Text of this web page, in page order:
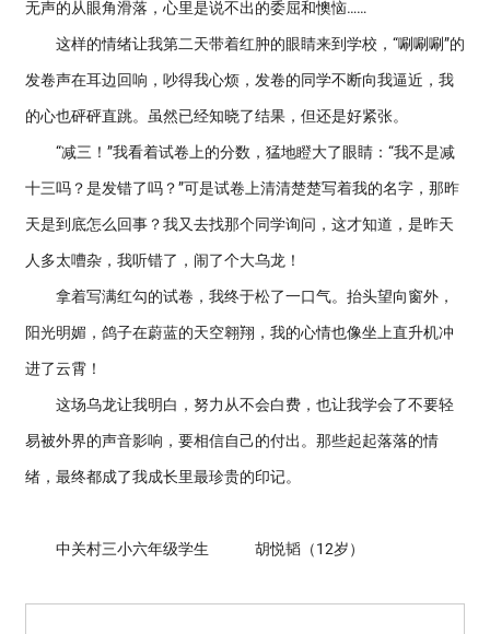
无声的从眼角滑落，心里是说不出的委屈和懊恼……
这样的情绪让我第二天带着红肿的眼睛来到学校，“唰唰唰”的
发卷声在耳边回响，吵得我心烦，发卷的同学不断向我逼近，我
的心也砰砰直跳。虽然已经知晓了结果，但还是好紧张。
“减三！”我看着试卷上的分数，猛地瞪大了眼睛：“我不是减
十三吗？是发错了吗？”可是试卷上清清楚楚写着我的名字，那昨
天是到底怎么回事？我又去找那个同学询问，这才知道，是昨天
人多太嘈杂，我听错了，闹了个大乌龙！
拿着写满红勾的试卷，我终于松了一口气。抬头望向窗外，
阳光明媚，鸽子在蔚蓝的天空翱翔，我的心情也像坐上直升机冲
进了云霄！
这场乌龙让我明白，努力从不会白费，也让我学会了不要轻
易被外界的声音影响，要相信自己的付出。那些起起落落的情
绪，最终都成了我成长里最珍贵的印记。
中关村三小六年级学生 胡悦韬（12岁）